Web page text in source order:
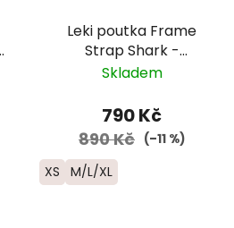
Leki poutka Frame
Strap Shark -
červená
Skladem
790 Kč
890 Kč (–11 %)
XS M/L/XL